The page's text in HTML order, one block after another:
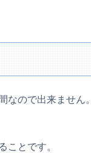
なので出来ません。
ことです。